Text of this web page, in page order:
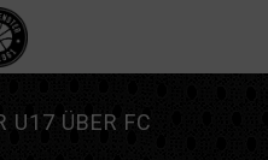
U17 ÜBER FC